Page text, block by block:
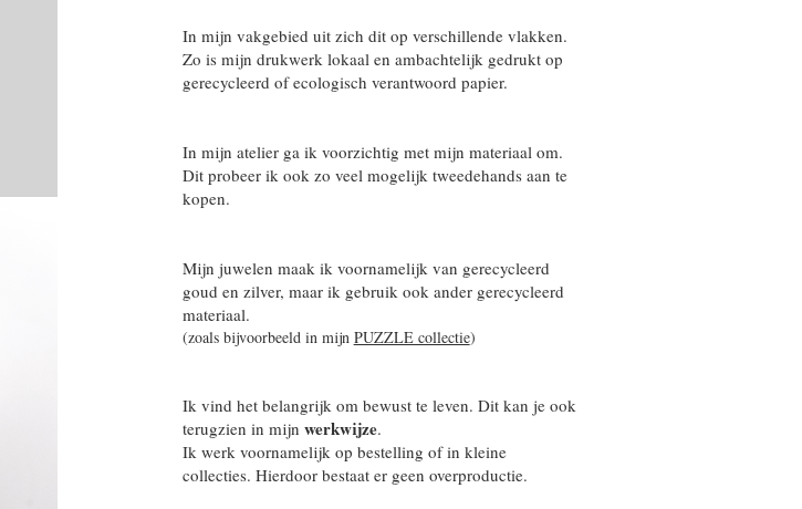
In mijn vakgebied uit zich dit op verschillende vlakken.
Zo is mijn drukwerk lokaal en ambachtelijk gedrukt op
gerecycleerd of ecologisch verantwoord papier.
In mijn atelier ga ik voorzichtig met mijn materiaal om.
Dit probeer ik ook zo veel mogelijk tweedehands aan te
kopen.
Mijn juwelen maak ik voornamelijk van gerecycleerd
goud en zilver, maar ik gebruik ook ander gerecycleerd
materiaal.
(zoals bijvoorbeeld in mijn PUZZLE collectie)
Ik vind het belangrijk om bewust te leven. Dit kan je ook
terugzien in mijn werkwijze.
Ik werk voornamelijk op bestelling of in kleine
collecties. Hierdoor bestaat er geen overproductie.